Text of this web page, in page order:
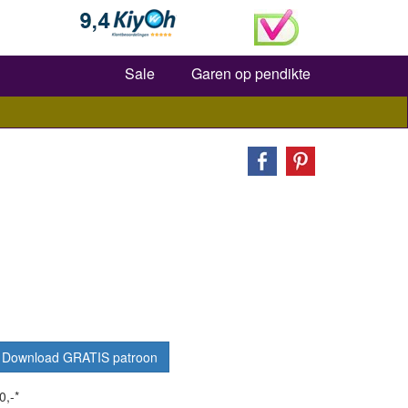
Zoeken
Sale Garen op pendikte
Download GRATIS patroon
*